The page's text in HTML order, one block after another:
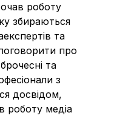
роботу
збираються
та
про
та
з
досвідом,
роботу медіа